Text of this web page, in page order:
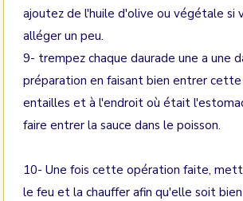
ajoutez de l'huile d'olive ou végétale si
alléger un peu.
9- trempez chaque daurade une a une
préparation en faisant bien entrer cette
entailles et à l'endroit où était
faire entrer la sauce dans le poisson.
10- Une fois cette opération faite,
le feu et la chauffer afin qu'elle soit bien